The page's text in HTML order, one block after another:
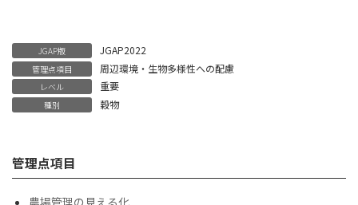
JGAP版 JGAP2022
管理点項目 周辺環境・生物多様性への配慮
レベル 重要
種別 穀物
管理点項目